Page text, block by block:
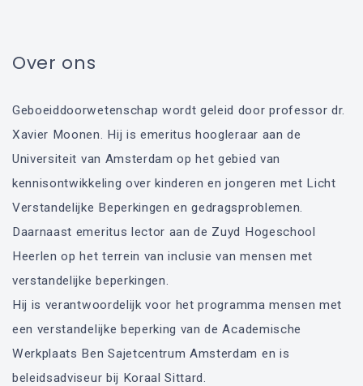
Over ons
Geboeiddoorwetenschap wordt geleid door professor dr.
Xavier Moonen. Hij is emeritus hoogleraar aan de
Universiteit van Amsterdam op het gebied van
kennisontwikkeling over kinderen en jongeren met Licht
Verstandelijke Beperkingen en gedragsproblemen.
Daarnaast emeritus lector aan de Zuyd Hogeschool
Heerlen op het terrein van inclusie van mensen met
verstandelijke beperkingen.
Hij is verantwoordelijk voor het programma mensen met
een verstandelijke beperking van de Academische
Werkplaats Ben Sajetcentrum Amsterdam en is
beleidsadviseur bij Koraal Sittard.